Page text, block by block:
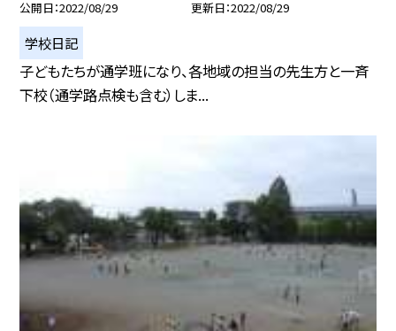
公開日 2022/08/29 更新日 2022/08/29
学校日記
子どもたちが通学班になり、各地域の担当の先生方と一斉
下校（通学路点検も含む）しま...